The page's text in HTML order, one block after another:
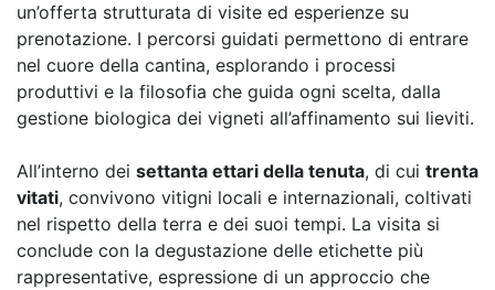
un’offerta strutturata di visite ed esperienze su
prenotazione. I percorsi guidati permettono di entrare
nel cuore della cantina, esplorando i processi
produttivi e la filosofia che guida ogni scelta, dalla
gestione biologica dei vigneti all’affinamento sui lieviti.
All’interno dei settanta ettari della tenuta, di cui trenta
vitati, convivono vitigni locali e internazionali, coltivati
nel rispetto della terra e dei suoi tempi. La visita si
conclude con la degustazione delle etichette più
rappresentative, espressione di un approccio che